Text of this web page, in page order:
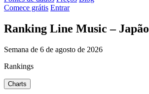
Comece grátis Entrar
Ranking Line Music – Japão
Semana de 6 de agosto de 2026
Rankings
Charts